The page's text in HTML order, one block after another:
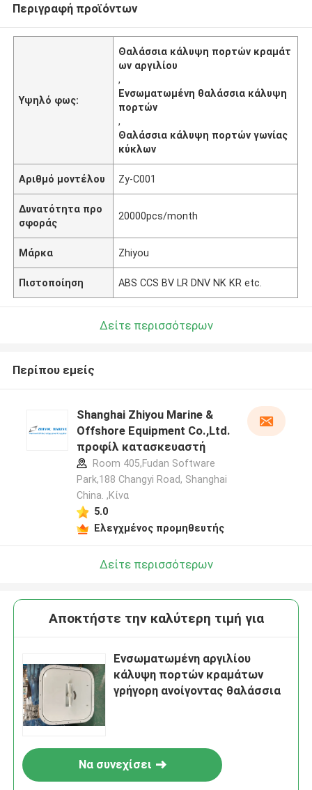
Περιγραφή προϊόντων
Υψηλό φως:
Θαλάσσια κάλυψη πορτών κραμάτ
ων αργιλίου
,
Ενσωματωμένη θαλάσσια κάλυψη
πορτών
,
Θαλάσσια κάλυψη πορτών γωνίας
κύκλων
Αριθμό μοντέλου Zy-C001
Δυνατότητα προ
σφοράς
20000pcs/month
Μάρκα Zhiyou
Πιστοποίηση ABS CCS BV LR DNV NK KR etc.
Δείτε περισσότερων
Περίπου εμείς
Shanghai Zhiyou Marine &
Offshore Equipment Co.,Ltd.
προφίλ κατασκευαστή
Room 405,Fudan Software
Park,188 Changyi Road, Shanghai
China. ,Κίνα
5.0
Ελεγχμένος προμηθευτής
Δείτε περισσότερων
Αποκτήστε την καλύτερη τιμή για
Ενσωματωμένη αργιλίου
κάλυψη πορτών κραμάτων
γρήγορη ανοίγοντας θαλάσσια
Να συνεχίσει